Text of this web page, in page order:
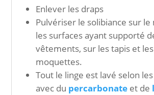
Enlever les draps
Pulvériser le solibiance sur le
les surfaces ayant supporté
vêtements, sur les tapis et les
moquettes.
Tout le linge est lavé selon
avec du percarbonate et de